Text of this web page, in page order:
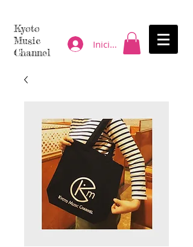
Kyoto
Music
Channel
Iniciar sesión